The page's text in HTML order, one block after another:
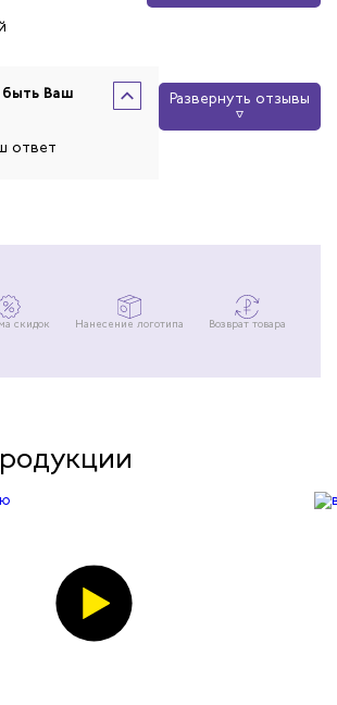
Ваш
ответ
Развернуть отзывы
скидок Нанесение логотипа Возврат товара